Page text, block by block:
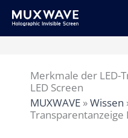
Merkmale der LED-
LED Screen
MUXWAVE »Wissen
Transparentanzeige